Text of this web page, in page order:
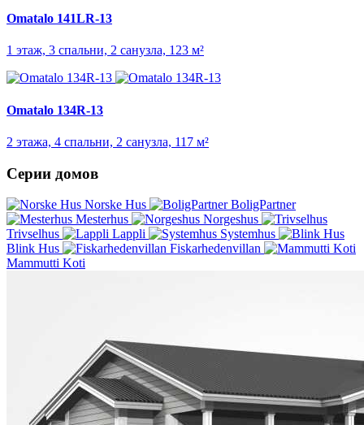
Omatalo 141LR-13
1 этаж, 3 спальни, 2 санузла, 123 м²
Omatalo 134R-13
2 этажа, 4 спальни, 2 санузла, 117 м²
Серии домов
Norske Hus
BoligPartner
Mesterhus
Norgeshus
Trivselhus
Lappli
Systemhus
Blink Hus
Fiskarhedenvillan
Mammutti Koti